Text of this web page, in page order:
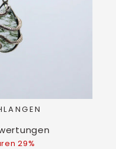
29%